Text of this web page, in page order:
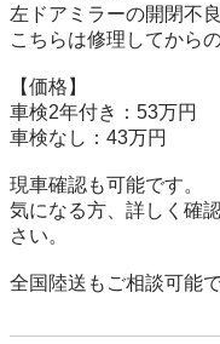
左ドアミラーの開閉不
こちらは修理してから
【価格】
車検2年付き：53万円
車検なし：43万円
現車確認も可能です。
気になる方、詳しく確
さい。
全国陸送もご相談可能で